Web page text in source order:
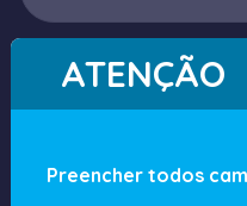
Habilitações Literárias
ATENÇÃO
Preencher todos